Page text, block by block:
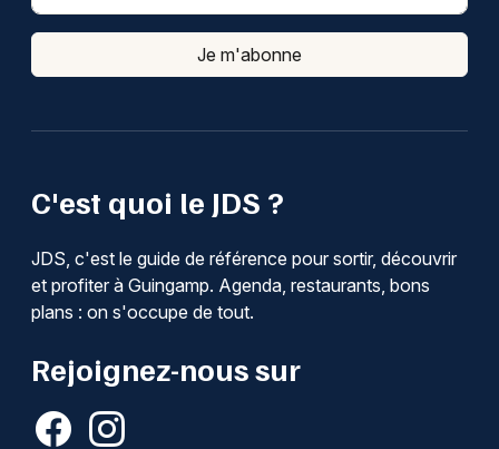
C'est quoi le JDS ?
JDS, c'est le guide de référence pour sortir, découvrir
et profiter à Guingamp. Agenda, restaurants, bons
plans : on s'occupe de tout.
Rejoignez-nous sur
Je m'abonne